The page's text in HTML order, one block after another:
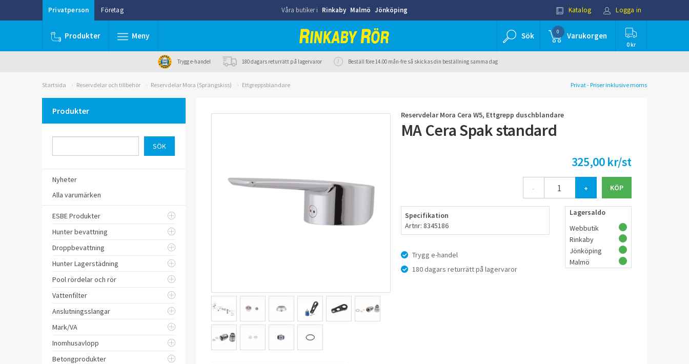
Privatperson Företag Våra butiker i Rinkaby Malmö Jönköping Katalog Logga in
Produkter Meny Sök 0 Varukorgen
0 kr
Trygg e-handel 180 dagars returrätt på lagervaror Beställ före 14.00 mån-fre så skickas din beställning samma dag
Startsida Reservdelar och tillbehör Reservdelar Mora (Sprängskiss) Ettgreppsblandare Privat - Priser inklusive moms
Produkter
Nyheter
Alla varumärken
ESBE Produkter
Hunter bevattning
Droppbevattning
Hunter Lagerstädning
Pool rördelar och rör
Vattenfilter
Anslutningsslangar
Mark/VA
Inomhusavlopp
Betongprodukter
Reservdelar Mora Cera W5, Ettgrepp duschblandare
MA Cera Spak standard
325,00 kr/st
- +
Specifikation
Artnr: 8345186
Trygg e-handel
180 dagars returrätt på lagervaror
Lagersaldo
Webbutik
Rinkaby
Jönköping
Malmö